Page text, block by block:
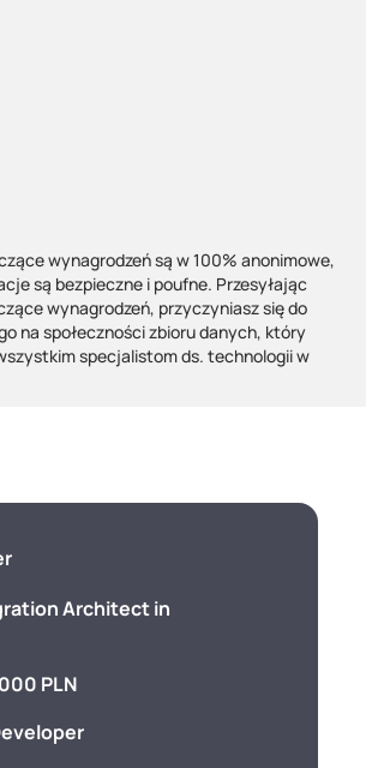
wynagrodzeń są w 100% anonimowe,
są bezpieczne i poufne. Przesyłając
wynagrodzeń, przyczyniasz się do
na społeczności zbioru danych, który
specjalistom ds. technologii w
Architect in
PLN